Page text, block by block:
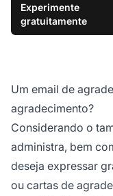
Experimente
gratuitamente
Um email de
agradecimento?
Considerando o
administra, bem
deseja expressar
ou cartas de